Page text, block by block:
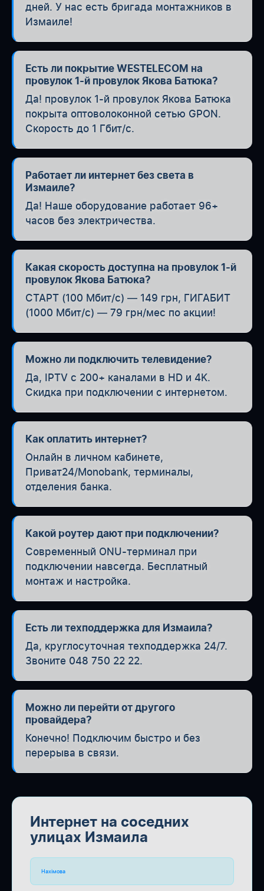
дней. У нас есть бригада монтажников в
Измаиле!
Есть ли покрытие WESTELECOM на
провулок 1-й провулок Якова Батюка?
Да! провулок 1-й провулок Якова Батюка
покрыта оптоволоконной сетью GPON.
Скорость до 1 Гбит/с.
Работает ли интернет без света в
Измаиле?
Да! Наше оборудование работает 96+
часов без электричества.
Какая скорость доступна на провулок 1-й
провулок Якова Батюка?
СТАРТ (100 Мбит/с) — 149 грн, ГИГАБИТ
(1000 Мбит/с) — 79 грн/мес по акции!
Можно ли подключить телевидение?
Да, IPTV с 200+ каналами в HD и 4K.
Скидка при подключении с интернетом.
Как оплатить интернет?
Онлайн в личном кабинете,
Приват24/Monobank, терминалы,
отделения банка.
Какой роутер дают при подключении?
Современный ONU-терминал при
подключении навсегда. Бесплатный
монтаж и настройка.
Есть ли техподдержка для Измаила?
Да, круглосуточная техподдержка 24/7.
Звоните 048 750 22 22.
Можно ли перейти от другого
провайдера?
Конечно! Подключим быстро и без
перерыва в связи.
Интернет на соседних
улицах Измаила
Нахімова